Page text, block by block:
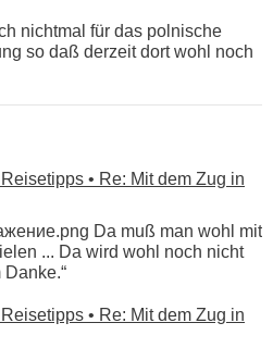
nichtmal für das polnische
so daß derzeit dort wohl noch
• Re: Mit dem Zug in
Da muß man wohl mit
... Da wird wohl noch nicht
• Re: Mit dem Zug in